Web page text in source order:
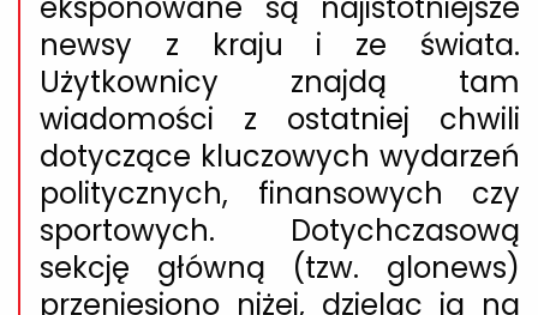
newsy z kraju i ze świata.
Użytkownicy znajdą tam
wiadomości z ostatniej chwili
dotyczące kluczowych wydarzeń
politycznych, finansowych czy
sportowych. Dotychczasową
sekcję główną (tzw. glonews)
przeniesiono niżej, dzieląc ją na